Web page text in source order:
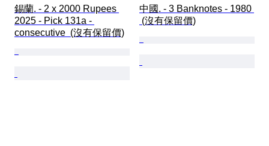
錫蘭. - 2 x 2000 Rupees
2025 - Pick 131a -
consecutive  (沒有保留價)
中國. - 3 Banknotes - 1980
(沒有保留價)